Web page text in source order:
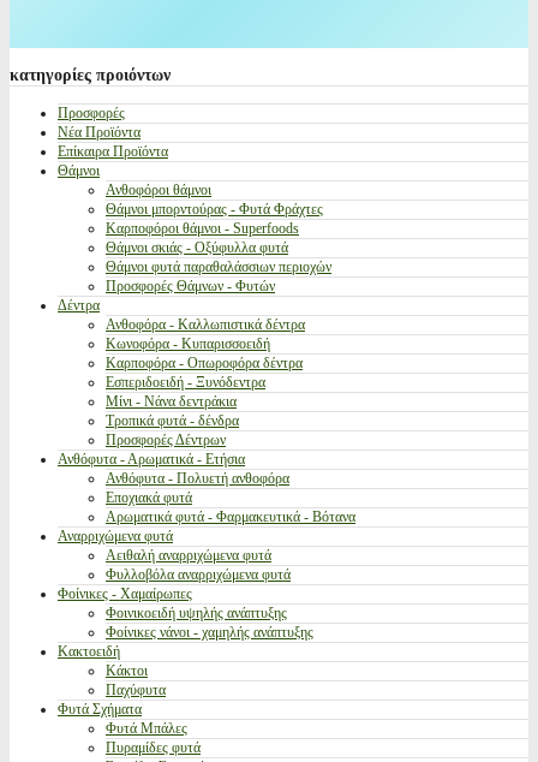
κατηγορίες προιόντων
Προσφορές
Νέα Προϊόντα
Επίκαιρα Προϊόντα
Θάμνοι
Ανθοφόροι θάμνοι
Θάμνοι μπορντούρας - Φυτά Φράχτες
Καρποφόροι θάμνοι - Superfoods
Θάμνοι σκιάς - Οξύφυλλα φυτά
Θάμνοι φυτά παραθαλάσσιων περιοχών
Προσφορές Θάμνων - Φυτών
Δέντρα
Ανθοφόρα - Καλλωπιστικά δέντρα
Κωνοφόρα - Κυπαρισσοειδή
Καρποφόρα - Οπωροφόρα δέντρα
Εσπεριδοειδή - Ξυνόδεντρα
Μίνι - Νάνα δεντράκια
Τροπικά φυτά - δένδρα
Προσφορές Δέντρων
Ανθόφυτα - Αρωματικά - Ετήσια
Ανθόφυτα - Πολυετή ανθοφόρα
Εποχιακά φυτά
Αρωματικά φυτά - Φαρμακευτικά - Βότανα
Αναρριχώμενα φυτά
Αειθαλή αναρριχώμενα φυτά
Φυλλοβόλα αναρριχώμενα φυτά
Φοίνικες - Χαμαίρωπες
Φοινικοειδή υψηλής ανάπτυξης
Φοίνικες νάνοι - χαμηλής ανάπτυξης
Κακτοειδή
Κάκτοι
Παχύφυτα
Φυτά Σχήματα
Φυτά Μπάλες
Πυραμίδες φυτά